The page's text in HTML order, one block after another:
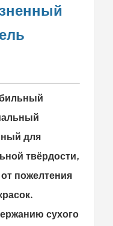
для
твёрдости,
пожелтения
сухого